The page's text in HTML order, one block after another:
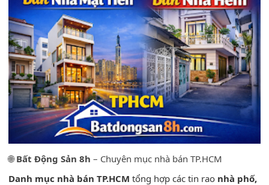
🌐Bất Động Sản 8h – Chuyên mục nhà bán TP.HCM
Danh mục nhà bán TP.HCM tổng hợp các tin rao nhà phố,